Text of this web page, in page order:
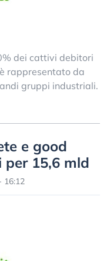
dei cattivi debitori
rappresentato da
gruppi industriali.
e good
15,6 mld
16:12